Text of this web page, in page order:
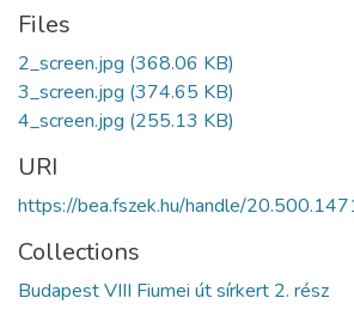
Files
2_screen.jpg (368.06 KB)
3_screen.jpg (374.65 KB)
4_screen.jpg (255.13 KB)
URI
https://bea.fszek.hu/handle/
Collections
Budapest VIII Fiumei út sírkert 2. rész